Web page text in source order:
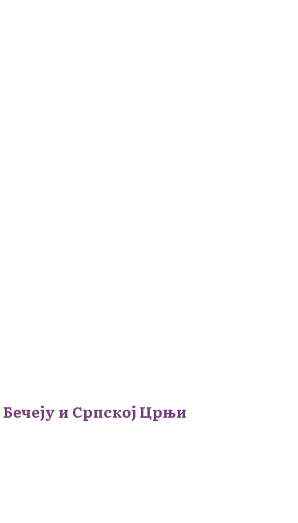
и Српској Црњи